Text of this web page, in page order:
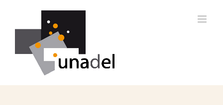
contenu